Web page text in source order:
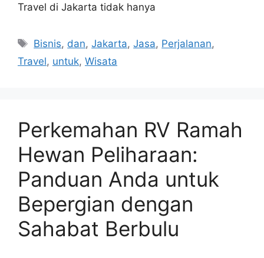
Travel di Jakarta tidak hanya
Tags
Bisnis, dan,Jakarta,Jasa, Perjalanan,
Travel, untuk, Wisata
Perkemahan RV Ramah
Hewan Peliharaan:
Panduan Anda untuk
Bepergian dengan
Sahabat Berbulu